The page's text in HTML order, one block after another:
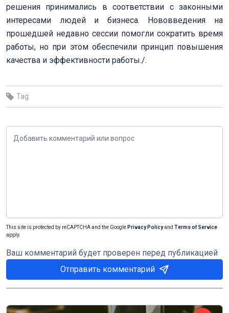
решения принимались в соответствии с законными
интересами людей и бизнеса. Нововведения на
прошедшей недавно сессии помогли сократить время
работы, но при этом обеспечили принцип повышения
качества и эффективности работы./.
Tag:
This site is protected by reCAPTCHA and the Google Privacy Policyand Terms of Service
apply.
Ваш комментарий будет проверен перед публикацией
Отправить комментарий